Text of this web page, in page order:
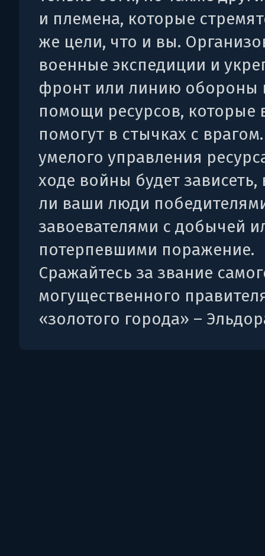
и племена, которые
же цели, что и вы.
военные экспедиции и
фронт или линию обороны
помощи ресурсов, которые
помогут в стычках с
умелого управления
ходе войны будет зависеть,
ли ваши люди
завоевателями с добычей
потерпевшими поражение.
Сражайтесь за звание
могущественного
«золотого города» –